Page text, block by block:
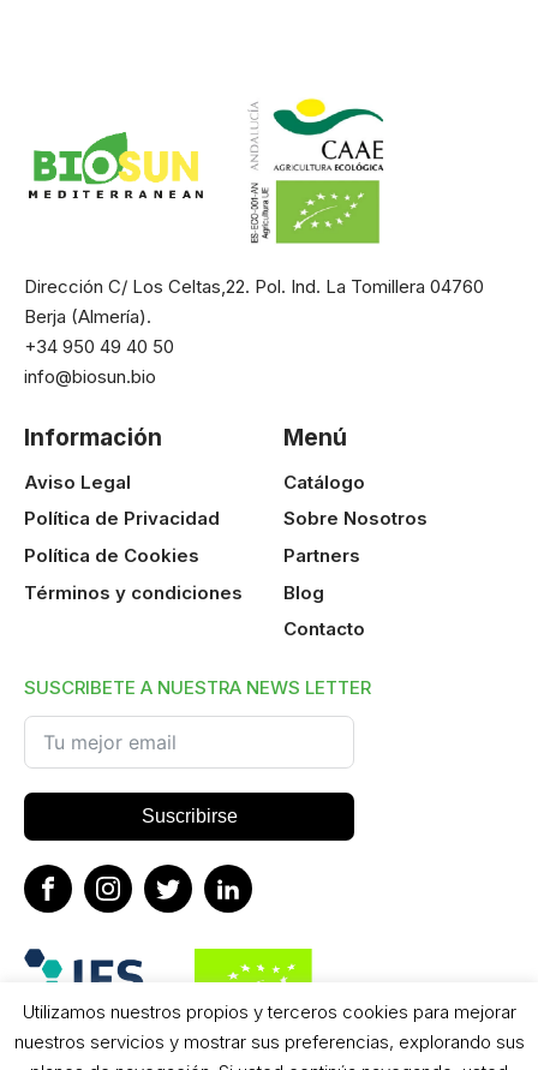
Dirección C/ Los Celtas,22. Pol. Ind. La Tomillera 04760
Berja (Almería).
+34 950 49 40 50
info@biosun.bio
Información
Aviso Legal
Política de Privacidad
Política de Cookies
Términos y condiciones
Menú
Catálogo
Sobre Nosotros
Partners
Blog
Contacto
SUSCRIBETE A NUESTRA NEWS LETTER
Suscribirse
Utilizamos nuestros propios y terceros cookies para mejorar
nuestros servicios y mostrar sus preferencias, explorando sus